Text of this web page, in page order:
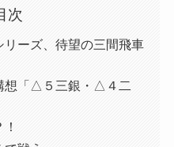
次
リーズ、待望の三間飛車
想「△５三銀・△４二